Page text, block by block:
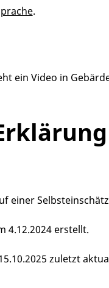
.
ein Video in
einer
4.12.2024 erstellt.
zuletzt